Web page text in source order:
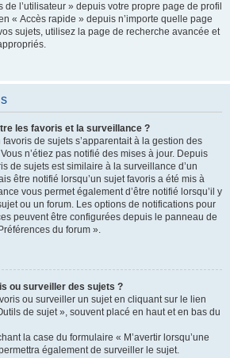
l’utilisateur » depuis votre propre page de profil
« Accès rapide » depuis n’importe quelle page
sujets, utilisez la page de recherche avancée et
les favoris et la surveillance ?
de sujets s’apparentait à la gestion des
n’étiez pas notifié des mises à jour. Depuis
de sujets est similaire à la surveillance d’un
être notifié lorsqu’un sujet favoris a été mis à
vous permet également d’être notifié lorsqu’il y
ou un forum. Les options de notifications pour
peuvent être configurées depuis le panneau de
du forum ».
ou surveiller des sujets ?
ou surveiller un sujet en cliquant sur le lien
de sujet », souvent placé en haut et en bas du
la case du formulaire « M’avertir lorsqu’une
également de surveiller le sujet.